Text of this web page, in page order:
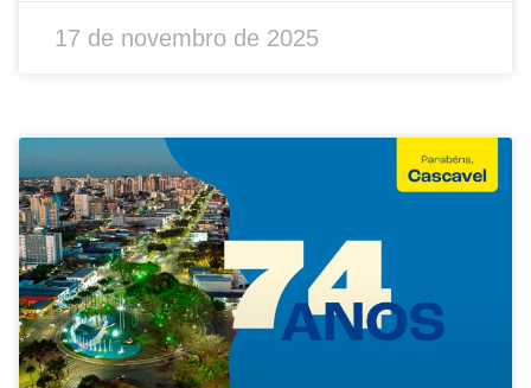
17 de novembro de 2025